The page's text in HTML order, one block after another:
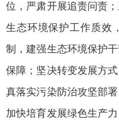
位，严肃开展追责问责
生态环境保护工作质效
制，建强生态环境保护
保障；坚决转变发展方
真落实污染防治攻坚部
加快培育发展绿色生产